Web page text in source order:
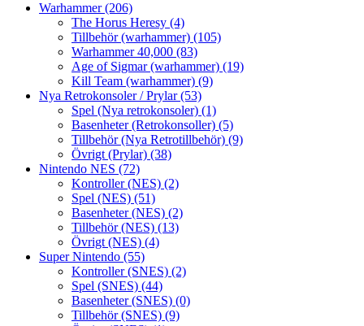
Warhammer(206)
The Horus Heresy (4)
Tillbehör (warhammer) (105)
Warhammer 40,000 (83)
Age of Sigmar (warhammer) (19)
Kill Team (warhammer) (9)
Nya Retrokonsoler / Prylar(53)
Spel (Nya retrokonsoler) (1)
Basenheter (Retrokonsoller) (5)
Tillbehör (Nya Retrotillbehör) (9)
Övrigt (Prylar) (38)
Nintendo NES (72)
Kontroller (NES) (2)
Spel (NES) (51)
Basenheter (NES) (2)
Tillbehör (NES) (13)
Övrigt (NES) (4)
Super Nintendo (55)
Kontroller (SNES) (2)
Spel (SNES) (44)
Basenheter (SNES) (0)
Tillbehör (SNES) (9)